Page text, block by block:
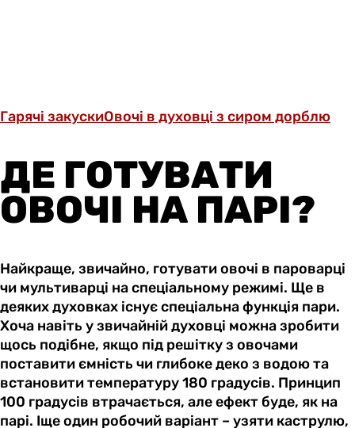
Гарячі закускиОвочі в духовці з сиром дорблю
ДЕ ГОТУВАТИ
ОВОЧІ НА ПАРІ?
Найкраще, звичайно, готувати овочі в пароварці
чи мультиварці на спеціальному режимі. Ще в
деяких духовках існує спеціальна функція пари.
Хоча навіть у звичайній духовці можна зробити
щось подібне, якщо під решітку з овочами
поставити ємність чи глибоке деко з водою та
встановити температуру 180 градусів. Принцип
100 градусів втрачається, але ефект буде, як на
парі. Іще один робочий варіант – узяти каструлю,